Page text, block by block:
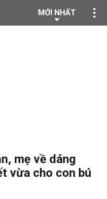
MỚI NHẤT
mẹ về dáng
vừa cho con bú